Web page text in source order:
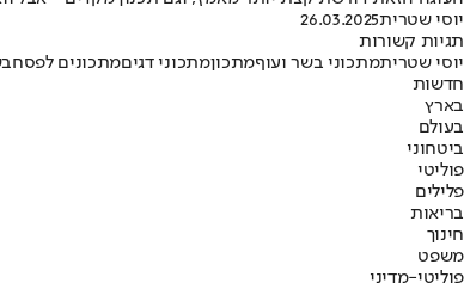
יוסי שטרית26.03.2025
תגיות קשורות
יוסי שטריתמתכוני בשר ועוףמתכוןמתכוני דגיםמתכונים לפסח
חדשות
בארץ
בעולם
ביטחוני
פוליטי
פלילים
בריאות
חינוך
משפט
פוליטי-מדיני